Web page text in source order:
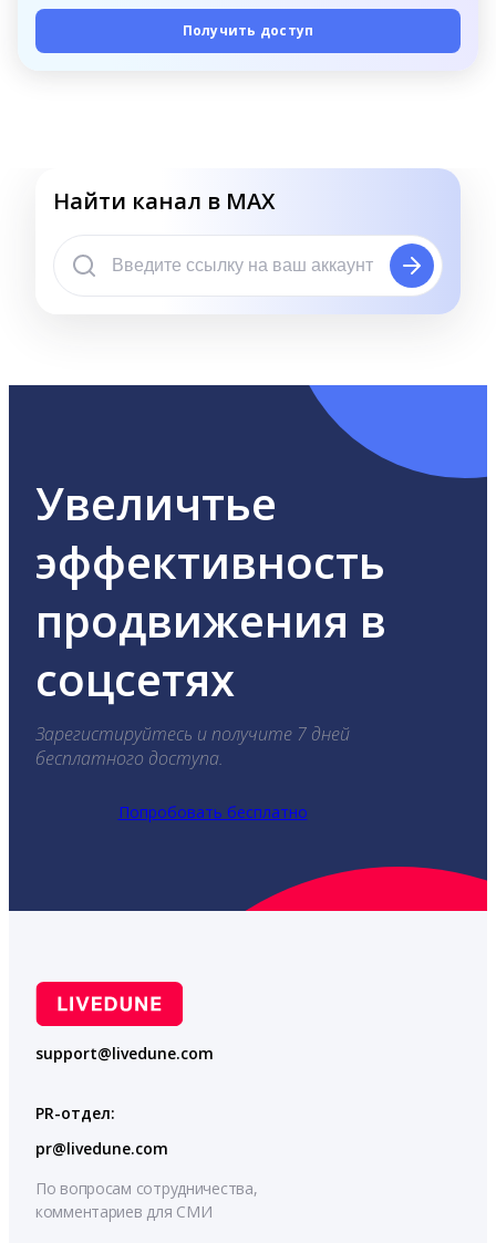
Получить доступ
Найти канал в MAX
Увеличтье
эффективность
продвижения в
соцсетях
Зарегистируйтесь и получите 7 дней
бесплатного доступа.
Попробовать бесплатно
support@livedune.com
PR-отдел:
pr@livedune.com
По вопросам сотрудничества,
комментариев для СМИ